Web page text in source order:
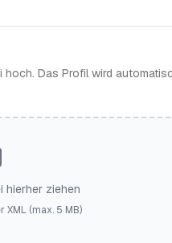
hoch. Das Profil wird
hierher ziehen
XML (max. 5 MB)